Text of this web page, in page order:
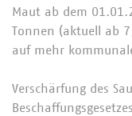
Maut ab dem
Tonnen (aktuell ab
auf mehr
Verschärfung des
Beschaffungsgesetzes